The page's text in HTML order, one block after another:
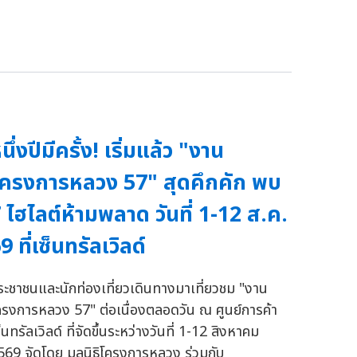
งปีมีครั้ง! เริ่มแล้ว "งาน
รงการหลวง 57" สุดคึกคัก พบ
ไฮไลต์ห้ามพลาด วันที่ 1-12 ส.ค.
ที่เซ็นทรัลเวิลด์
ชาชนและนักท่องเที่ยวเดินทางมาเที่ยวชม "งาน
รงการหลวง 57" ต่อเนื่องตลอดวัน ณ ศูนย์การค้า
นทรัลเวิลด์ ที่จัดขึ้นระหว่างวันที่ 1-12 สิงหาคม